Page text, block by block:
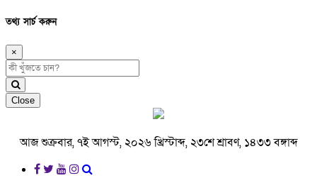
তথ্য সার্চ করুন
×
Close
আজ শুক্রবার, ৭ই আগস্ট, ২০২৬ খ্রিস্টাব্দ, ২৩শে শ্রাবণ, ১৪৩৩ বঙ্গাব্দ